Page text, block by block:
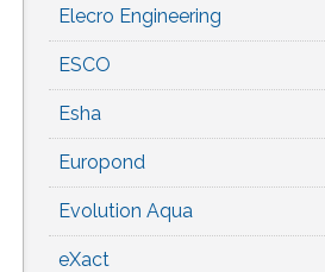
Elecro Engineering
ESCO
Esha
Europond
Evolution Aqua
eXact